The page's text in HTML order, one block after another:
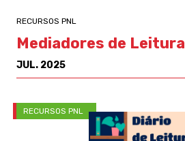
RECURSOS PNL
Mediadores de Leitura
JUL. 2025
RECURSOS PNL